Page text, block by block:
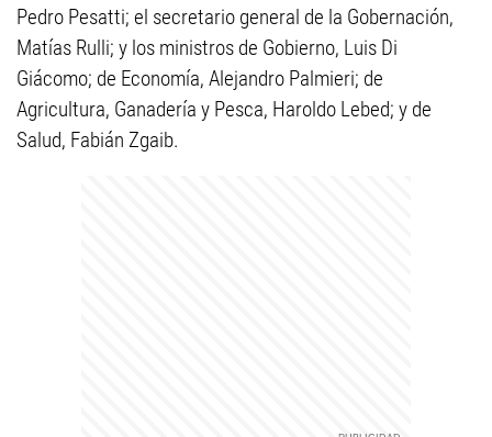
Pedro Pesatti; el secretario general de la Gobernación,
Matías Rulli; y los ministros de Gobierno, Luis Di
Giácomo; de Economía, Alejandro Palmieri; de
Agricultura, Ganadería y Pesca, Haroldo Lebed; y de
Salud, Fabián Zgaib.